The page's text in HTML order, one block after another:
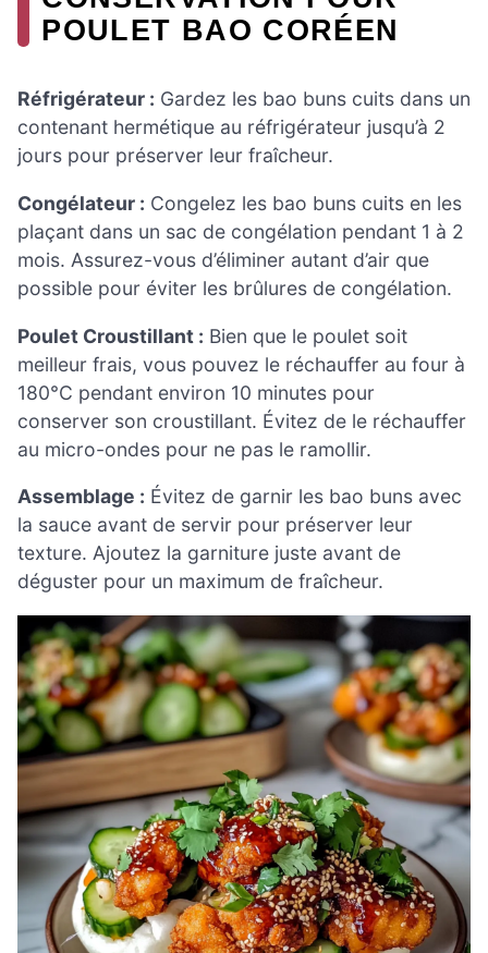
POULET BAO CORÉEN
Réfrigérateur : Gardez les bao buns cuits dans un
contenant hermétique au réfrigérateur jusqu’à 2
jours pour préserver leur fraîcheur.
Congélateur : Congelez les bao buns cuits en les
plaçant dans un sac de congélation pendant 1 à 2
mois. Assurez-vous d’éliminer autant d’air que
possible pour éviter les brûlures de congélation.
Poulet Croustillant : Bien que le poulet soit
meilleur frais, vous pouvez le réchauffer au four à
180°C pendant environ 10 minutes pour
conserver son croustillant. Évitez de le réchauffer
au micro-ondes pour ne pas le ramollir.
Assemblage : Évitez de garnir les bao buns avec
la sauce avant de servir pour préserver leur
texture. Ajoutez la garniture juste avant de
déguster pour un maximum de fraîcheur.